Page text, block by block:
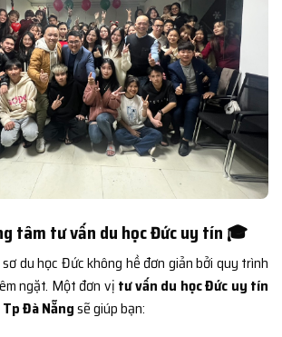
tâm tư vấn du học Đức uy tín 🎓
du học Đức không hề đơn giản bởi quy trình
ngặt. Một đơn vị tư vấn du học Đức uy tín
Đà Nẵngsẽ giúp bạn: